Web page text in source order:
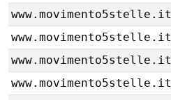
www.movimento5stelle.it
www.movimento5stelle.it
www.movimento5stelle.it
www.movimento5stelle.it